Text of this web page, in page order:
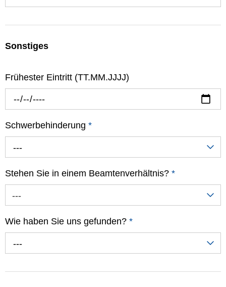
Sonstiges
Frühester Eintritt (TT.MM.JJJJ)
Schwerbehinderung *
---
Stehen Sie in einem Beamtenverhältnis? *
---
Wie haben Sie uns gefunden? *
---